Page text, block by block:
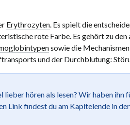
Erythrozyten. Es spielt die
rote Farbe. Es gehört zu den
sowie die
und der Durchblutung:
hören als lesen? Wir haben ihn
Link findest du am Kapitelende in der